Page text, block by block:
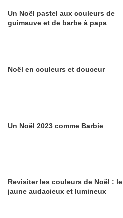
Un Noël pastel aux couleurs de
guimauve et de barbe à papa
Noël en couleurs et douceur
Un Noël 2023 comme Barbie
Revisiter les couleurs de Noël : le
jaune audacieux et lumineux